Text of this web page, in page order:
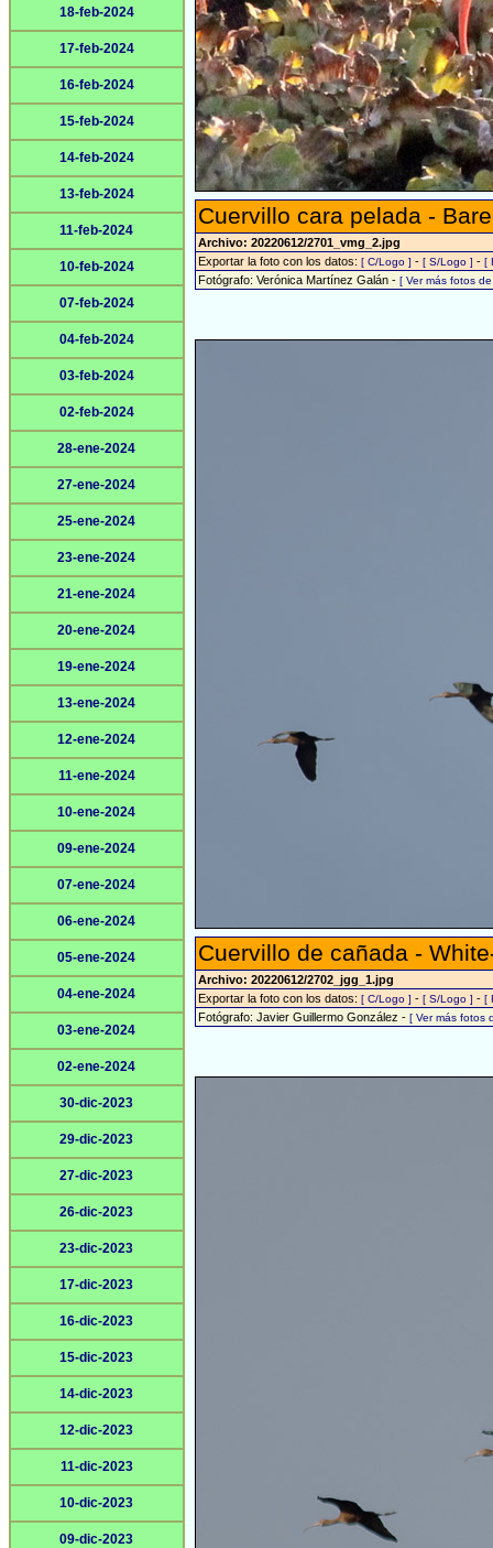
18-feb-2024
17-feb-2024
16-feb-2024
15-feb-2024
14-feb-2024
13-feb-2024
11-feb-2024
10-feb-2024
07-feb-2024
04-feb-2024
03-feb-2024
02-feb-2024
28-ene-2024
27-ene-2024
25-ene-2024
23-ene-2024
21-ene-2024
20-ene-2024
19-ene-2024
13-ene-2024
12-ene-2024
11-ene-2024
10-ene-2024
09-ene-2024
07-ene-2024
06-ene-2024
05-ene-2024
04-ene-2024
03-ene-2024
02-ene-2024
30-dic-2023
29-dic-2023
27-dic-2023
26-dic-2023
23-dic-2023
17-dic-2023
16-dic-2023
15-dic-2023
14-dic-2023
12-dic-2023
11-dic-2023
10-dic-2023
09-dic-2023
Cuervillo cara pelada -
Archivo: 20220612/2701_vmg_2.jpg
Exportar la foto con los datos: [ C/Logo ] - [ S/Logo ] - [
Fotógrafo: Verónica Martínez Galán - [ Ver más fotos
Cuervillo de cañada -
Archivo: 20220612/2702_jgg_1.jpg
Exportar la foto con los datos: [ C/Logo ] - [ S/Logo ] - [
Fotógrafo: Javier Guillermo González - [ Ver más fotos